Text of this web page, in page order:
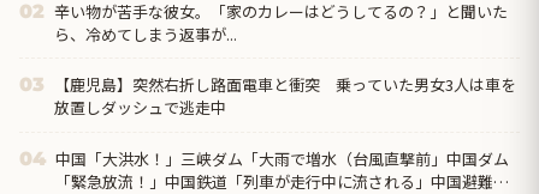
02 辛い物が苦手な彼女。「家のカレーはどうしてるの？」と聞いた
ら、冷めてしまう返事が...
03
【鹿児島】突然右折し路面電車と衝突 乗っていた男女3人は車を
放置しダッシュで逃走中
04 中国「大洪水！」三峡ダム「大雨で増水（台風直撃前」中国ダム
「緊急放流！」中国鉄道「列車が走行中に流される」中国避難所